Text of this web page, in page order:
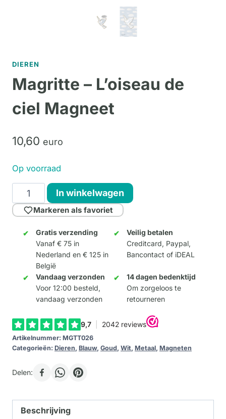
DIEREN
Magritte – L’oiseau de
ciel Magneet
10,60 euro
Op voorraad
Magritte
-
L’oiseau
Magneet
aantal
In winkelwagen
Markeren als favoriet
Gratis verzending
Vanaf € 75 in
Nederland en € 125 in
België
Veilig betalen
Creditcard, Paypal,
Bancontact of iDEAL
Vandaag verzonden
Voor 12:00 besteld,
vandaag verzonden
14 dagen bedenktijd
Om zorgeloos te
retourneren
Artikelnummer: MGTT026
Categorieën: Dieren, Blauw, Goud, Wit, Metaal, Magneten
Delen:
Beschrijving